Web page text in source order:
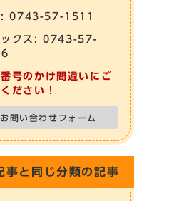
: 0743-57-1511
ックス: 0743-57-
号のかけ間違いにご
ださい！
お問い合わせフォーム
事と同じ分類の記事